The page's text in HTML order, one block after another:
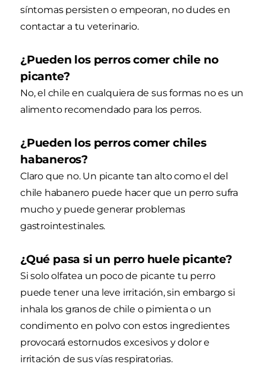
síntomas persisten o empeoran, no dudes en
contactar a tu veterinario.
¿Pueden los perros comer chile no
picante?
No, el chile en cualquiera de sus formas no es un
alimento recomendado para los perros.
¿Pueden los perros comer chiles
habaneros?
Claro que no. Un picante tan alto como el del
chile habanero puede hacer que un perro sufra
mucho y puede generar problemas
gastrointestinales.
¿Qué pasa si un perro huele picante?
Si solo olfatea un poco de picante tu perro
puede tener una leve irritación, sin embargo si
inhala los granos de chile o pimienta o un
condimento en polvo con estos ingredientes
provocará estornudos excesivos y dolor e
irritación de sus vías respiratorias.